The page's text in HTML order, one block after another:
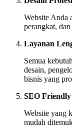
Website Anda
perangkat,
Layanan
Semua
desain,
bisnis yang
SEO
Website yang
mudah